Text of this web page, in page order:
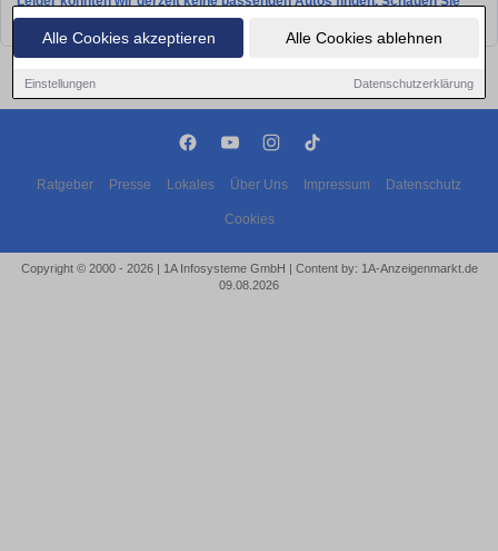
Alle Cookies akzeptieren Alle Cookies ablehnen
Einstellungen Datenschutzerklärung
bald wieder vorbei!
Ratgeber Presse Lokales Über Uns Impressum Datenschutz
Cookies
Copyright © 2000 - 2026 | 1A Infosysteme GmbH | Content by: 1A-Anzeigenmarkt.de
09.08.2026